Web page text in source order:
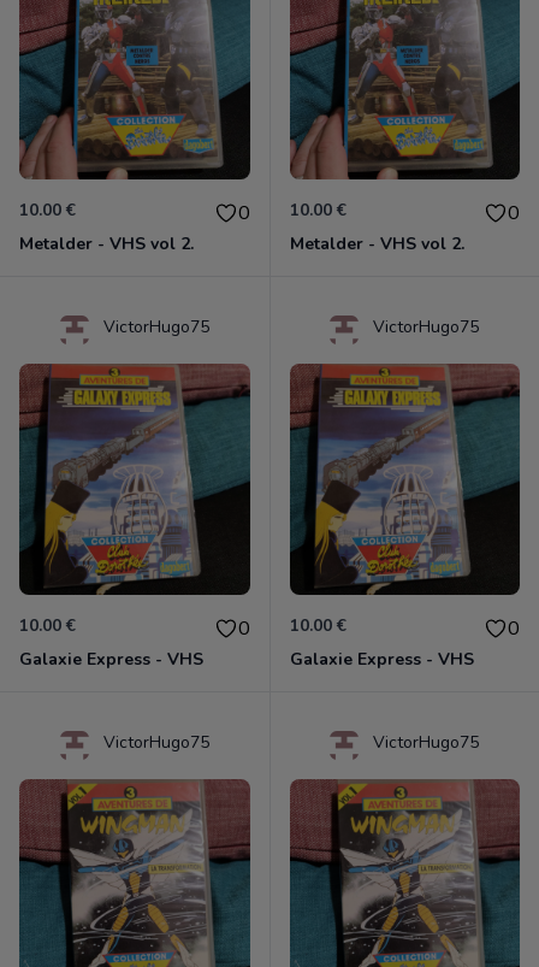
10.00 € 0
Metalder - VHS vol 2.
10.00 € 0
Metalder - VHS vol 2.
VictorHugo75
10.00 € 0
Galaxie Express - VHS
VictorHugo75
10.00 € 0
Galaxie Express - VHS
VictorHugo75 VictorHugo75